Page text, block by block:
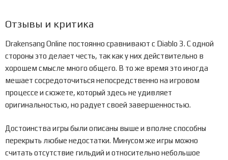
Отзывы и критика
Drakensang Online постоянно сравнивают с Diablo 3. С одной
стороны это делает честь, так как у них действительно в
хорошем смысле много общего. В то же время это иногда
мешает сосредоточиться непосредственно на игровом
процессе и сюжете, который здесь не удивляет
оригинальностью, но радует своей завершенностью.
Достоинства игры были описаны выше и вполне способны
перекрыть любые недостатки. Минусом же игры можно
считать отсутствие гильдий и относительно небольшое